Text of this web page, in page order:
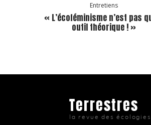
Entretiens
« L’écoféminisme n’est pas
outil théorique ! »
Terrestres
la revue des